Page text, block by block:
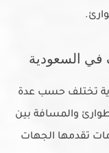
في السعودية
تختلف حسب عدة
والمسافة بين
تقدمها الجهات